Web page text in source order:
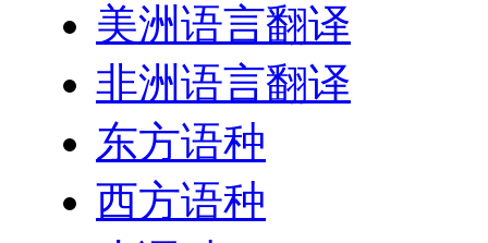
美洲语言翻译
非洲语言翻译
东方语种
西方语种